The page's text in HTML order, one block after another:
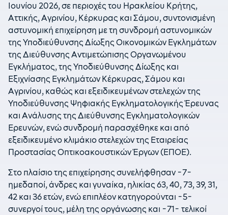
Ιουνίου 2026, σε περιοχές του Ηρακλείου Κρήτης,
Αττικής, Αγρινίου, Κέρκυρας και Σάμου, συντονισμένη
αστυνομική επιχείρηση με τη συνδρομή αστυνομικών
της Υποδιεύθυνσης Δίωξης Οικονομικών Εγκλημάτων
της Διεύθυνσης Αντιμετώπισης Οργανωμένου
Εγκλήματος, της Υποδιεύθυνσης Δίωξης και
Εξιχνίασης Εγκλημάτων Κέρκυρας, Σάμου και
Αγρινίου, καθώς και εξειδικευμένων στελεχών της
Υποδιεύθυνσης Ψηφιακής Εγκληματολογικής Έρευνας
και Ανάλυσης της Διεύθυνσης Εγκληματολογικών
Ερευνών, ενώ συνδρομή παρασχέθηκε και από
εξειδικευμένο κλιμάκιο στελεχών της Εταιρείας
Προστασίας Οπτικοακουστικών Έργων (ΕΠΟΕ).
Στο πλαίσιο της επιχείρησης συνελήφθησαν -7-
ημεδαποί, άνδρες και γυναίκα, ηλικίας 63, 40, 73, 39, 31,
42 και 36 ετών, ενώ επιπλέον κατηγορούνται -5-
συνεργοί τους, μέλη της οργάνωσης και -71- τελικοί